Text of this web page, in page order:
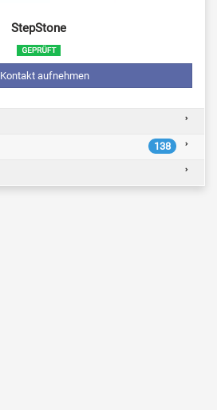
StepStone
Kontakt aufnehmen
138